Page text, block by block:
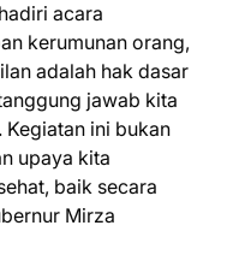
acara
kerumunan orang,
adalah hak dasar
jawab kita
ini bukan
upaya kita
baik secara
Mirza